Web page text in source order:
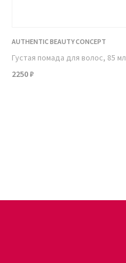
AUTHENTIC BEAUTY CONCEPT
Густая помада для волос, 85 мл
2250 ₽